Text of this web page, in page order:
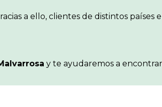
a ello, clientes de distintos
y te ayudaremos a